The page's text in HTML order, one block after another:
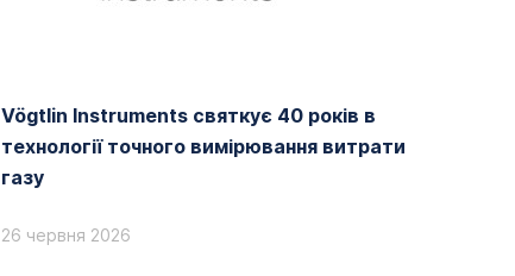
Vögtlin Instruments святкує 40 років в
технології точного вимірювання витрати
газу
26 червня 2026